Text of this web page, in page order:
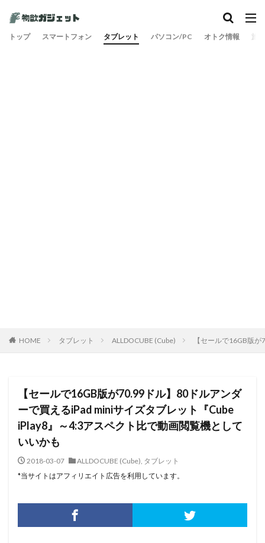
トップ スマートフォン タブレット パソコン/PC オトク情報 旅
HOME タブレット ALLDOCUBE (Cube) 【セールで16GB版
【セールで16GB版が70.99ドル】80ドルアンダ
ーで買えるiPad miniサイズタブレット『Cube
iPlay8』～4:3アスペクト比で動画閲覧機として
いいかも
2018-03-07 ALLDOCUBE (Cube), タブレット
*当サイトはアフィリエイト広告を利用しています。